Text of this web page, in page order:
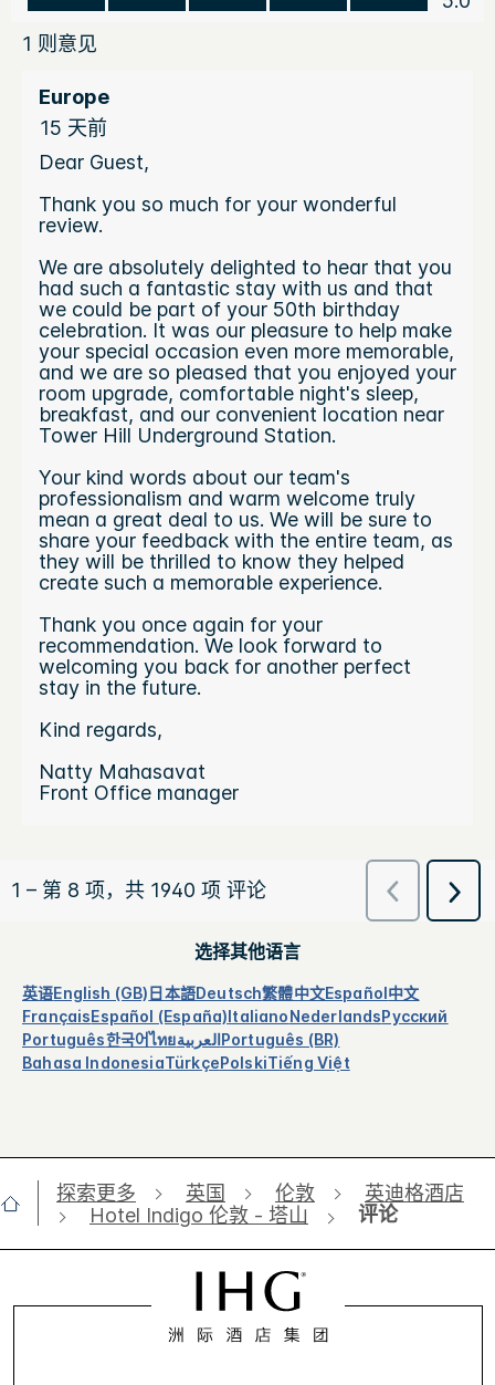
选择其他语言
英语English (GB)日本語Deutsch繁體中文Español中文
FrançaisEspañol (España)ItalianoNederlandsРусский
Português한국어ไทยالعربيةPortuguês (BR)
Bahasa IndonesiaTürkçePolskiTiếng Việt
探索更多 英国 伦敦
英迪格酒店
Hotel Indigo 伦敦 - 塔山
评论